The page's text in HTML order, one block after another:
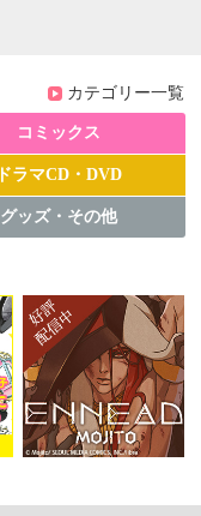
カテゴリー一覧
コミックス
ドラマCD・DVD
グッズ・その他